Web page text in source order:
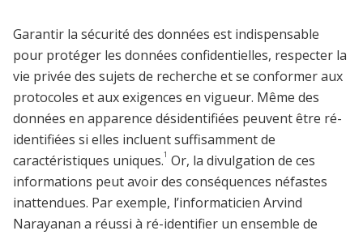
Garantir la sécurité des données est indispensable
pour protéger les données confidentielles, respecter la
vie privée des sujets de recherche et se conformer aux
protocoles et aux exigences en vigueur. Même des
données en apparence désidentifiées peuvent être ré-
identifiées si elles incluent suffisamment de
caractéristiques uniques.1 Or, la divulgation de ces
informations peut avoir des conséquences néfastes
inattendues. Par exemple, l’informaticien Arvind
Narayanan a réussi à ré-identifier un ensemble de